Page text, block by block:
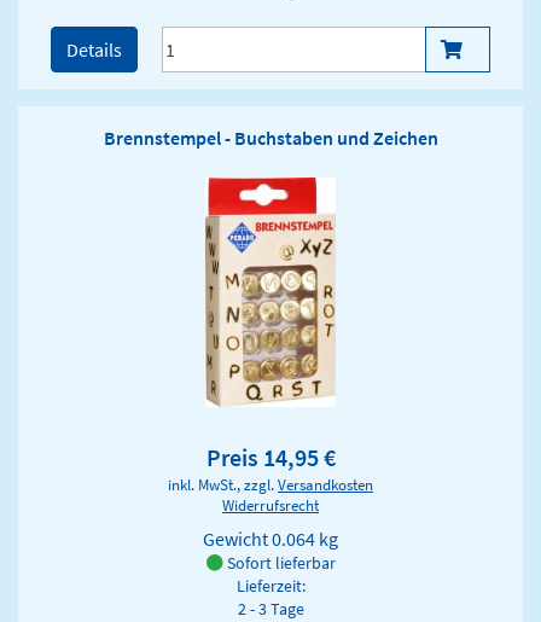
Details
Brennstempel - Buchstaben und Zeichen
Preis 14,95 €
inkl. MwSt., zzgl.Versandkosten
Widerrufsrecht
Gewicht0.064 kg
Sofort lieferbar
Lieferzeit:
2 - 3 Tage